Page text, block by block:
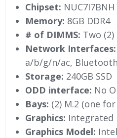
Chipset: NUC7I7BNH
Memory: 8GB DDR4
# of DIMMS: Two (2)
Network Interfaces:
a/b/g/n/ac, Bluetooth
Storage: 240GB SSD
ODD interface: No
Bays: (2) M.2 (one
Graphics: Integrated
Graphics Model: